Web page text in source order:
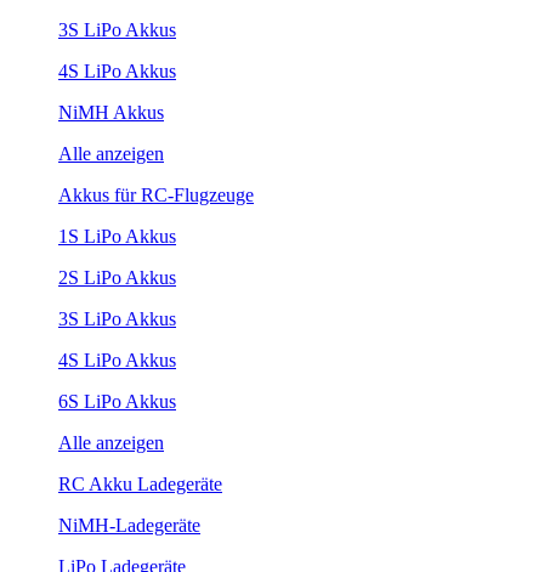
3S LiPo Akkus
4S LiPo Akkus
NiMH Akkus
Alle anzeigen
Akkus für RC-Flugzeuge
1S LiPo Akkus
2S LiPo Akkus
3S LiPo Akkus
4S LiPo Akkus
6S LiPo Akkus
Alle anzeigen
RC Akku Ladegeräte
NiMH-Ladegeräte
LiPo Ladegeräte